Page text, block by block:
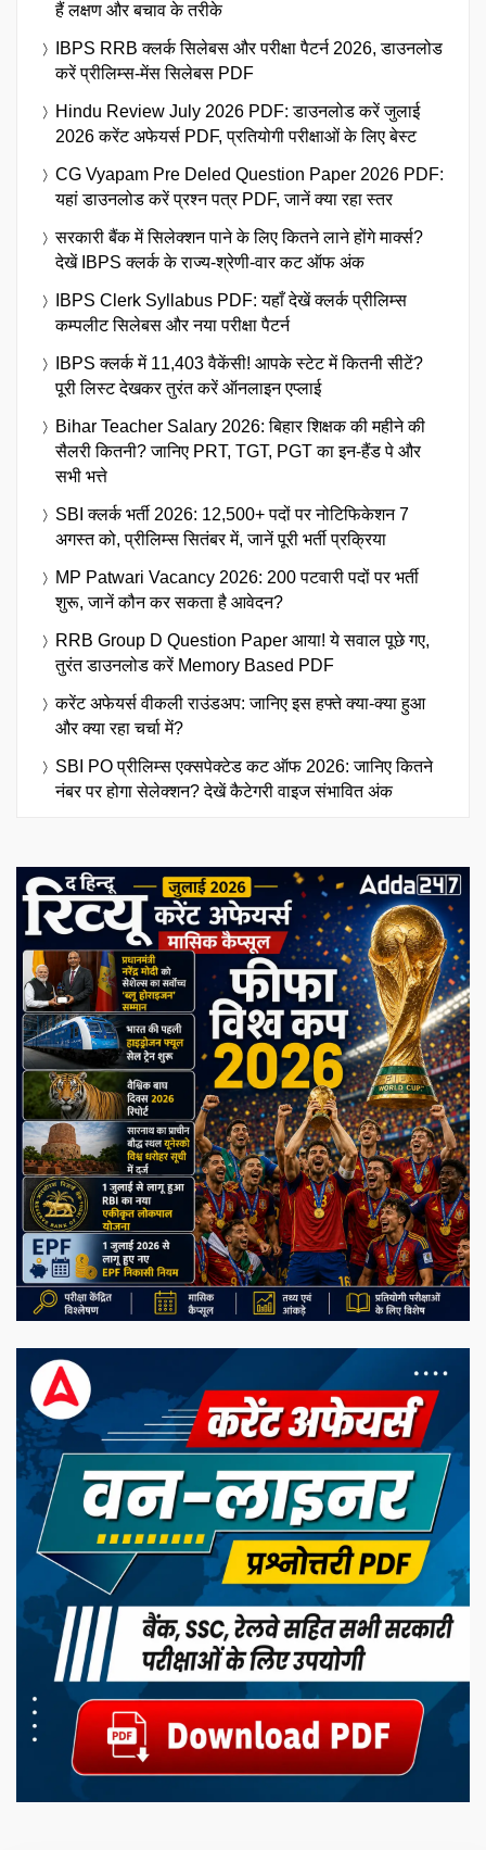
हैं लक्षण और बचाव के तरीके
IBPS RRB क्लर्क सिलेबस और परीक्षा पैटर्न 2026, डाउनलोड
करें प्रीलिम्स-मेंस सिलेबस PDF
Hindu Review July 2026 PDF: डाउनलोड करें जुलाई
2026 करेंट अफेयर्स PDF, प्रतियोगी परीक्षाओं के लिए बेस्ट
CG Vyapam Pre Deled Question Paper 2026 PDF:
यहां डाउनलोड करें प्रश्न पत्र PDF, जानें क्या रहा स्तर
सरकारी बैंक में सिलेक्शन पाने के लिए कितने लाने होंगे मार्क्स?
देखें IBPS क्लर्क के राज्य-श्रेणी-वार कट ऑफ अंक
IBPS Clerk Syllabus PDF: यहाँ देखें क्लर्क प्रीलिम्स
कम्पलीट सिलेबस और नया परीक्षा पैटर्न
IBPS क्लर्क में 11,403 वैकेंसी! आपके स्टेट में कितनी सीटें?
पूरी लिस्ट देखकर तुरंत करें ऑनलाइन एप्लाई
Bihar Teacher Salary 2026: बिहार शिक्षक की महीने की
सैलरी कितनी? जानिए PRT, TGT, PGT का इन-हैंड पे और
सभी भत्ते
SBI क्लर्क भर्ती 2026: 12,500+ पदों पर नोटिफिकेशन 7
अगस्त को, प्रीलिम्स सितंबर में, जानें पूरी भर्ती प्रक्रिया
MP Patwari Vacancy 2026: 200 पटवारी पदों पर भर्ती
शुरू, जानें कौन कर सकता है आवेदन?
RRB Group D Question Paper आया! ये सवाल पूछे गए,
तुरंत डाउनलोड करें Memory Based PDF
करेंट अफेयर्स वीकली राउंडअप: जानिए इस हफ्ते क्या-क्या हुआ
और क्या रहा चर्चा में?
SBI PO प्रीलिम्स एक्सपेक्टेड कट ऑफ 2026: जानिए कितने
नंबर पर होगा सेलेक्शन? देखें कैटेगरी वाइज संभावित अंक